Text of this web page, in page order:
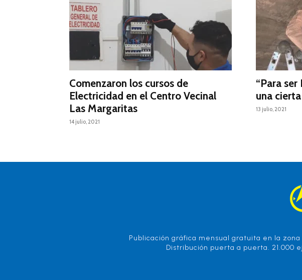
Comenzaron los cursos de
Electricidad en el Centro Vecinal
Las Margaritas
14 julio, 2021
“Para
una
13 julio, 2021
Publicación gráfica mensual gratuita en la
Distribución puerta a puerta. 21.000